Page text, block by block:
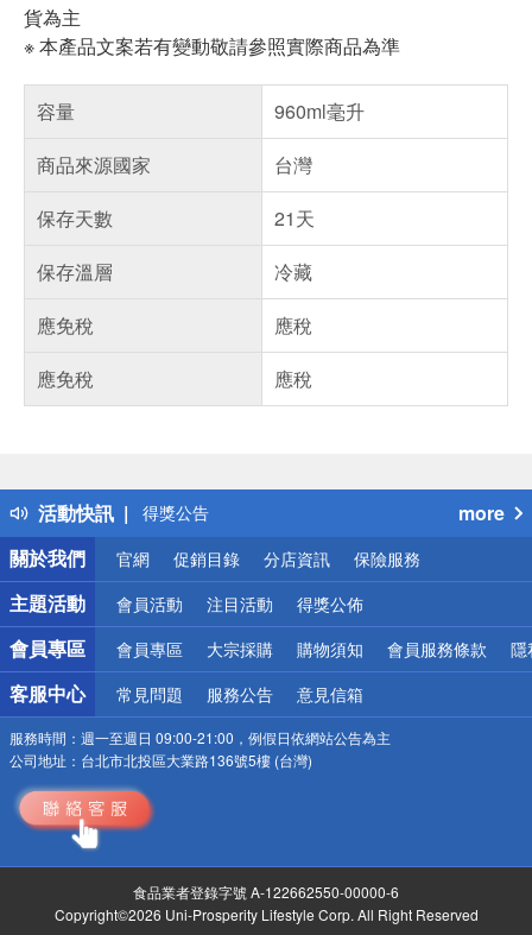
貨為主
※ 本產品文案若有變動敬請參照實際商品為準
容量
960ml毫升
商品來源國家
台灣
保存天數
21天
保存溫層
冷藏
應免稅
應稅
應免稅
應稅
活動快訊
得獎公告
熱門話題
銀行優惠
偏遠地區配送
詐騙網頁！請小心！
more
關於我們
官網 促銷目錄 分店資訊 保險服務
主題活動 會員活動 注目活動 得獎公佈
會員專區 會員專區 大宗採購 購物須知 會員服務條款 隱
客服中心 常見問題 服務公告 意見信箱
服務時間： 週一至週日 09:00-21:00，例假日依網站公告為主
公司地址： 台北市北投區大業路136號5樓 (台灣)
食品業者登錄字號 A-122662550-00000-6
Copyright©2026 Uni-Prosperity Lifestyle Corp. All Right Reserved